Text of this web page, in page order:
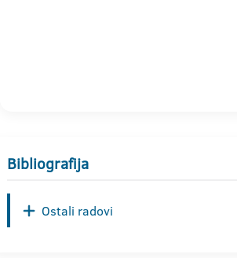
Bibliografija
Ostali radovi